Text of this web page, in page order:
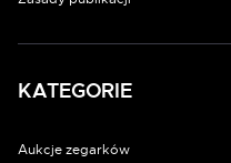
KATEGORIE
Aukcje zegarków